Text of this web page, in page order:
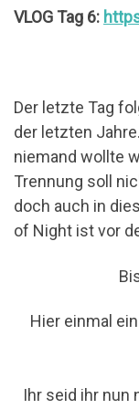
VLOG Tag 6:
Der letzte Tag
der letzten
niemand wollte
Trennung soll
doch auch in
of Night ist vor
Hier einmal
Ihr seid ihr nun